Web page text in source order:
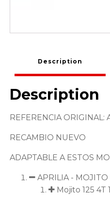
Description
Description
REFERENCIA ORIGINAL:
RECAMBIO NUEVO
ADAPTABLE A ESTOS
APRILIA - MOJITO
Mojito 125 4T